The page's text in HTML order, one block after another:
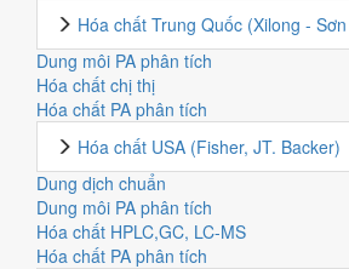
Hóa chất Trung Quốc (Xilong -
Dung môi PA phân tích
Hóa chất chị thị
Hóa chất PA phân tích
Hóa chất USA (Fisher, JT. Backer)
Dung dịch chuẩn
Dung môi PA phân tích
Hóa chất HPLC,GC, LC-MS
Hóa chất PA phân tích